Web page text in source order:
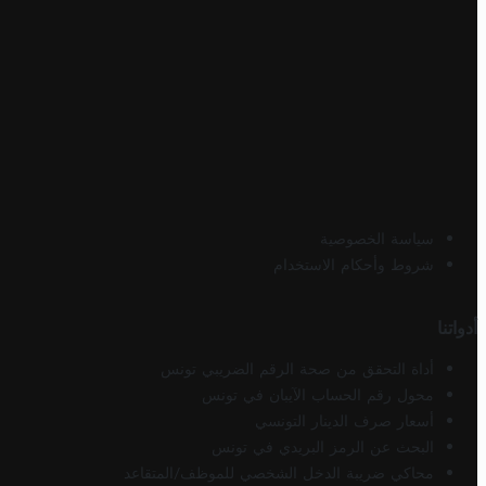
سياسة الخصوصية
شروط وأحكام الاستخدام
أدواتنا
أداة التحقق من صحة الرقم الضريبي تونس
محول رقم الحساب الآيبان في تونس
أسعار صرف الدينار التونسي
البحث عن الرمز البريدي في تونس
محاكي ضريبة الدخل الشخصي للموظف/المتقاعد